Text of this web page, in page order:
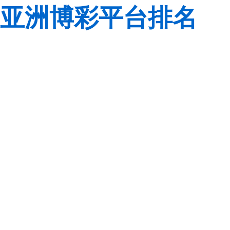
亚洲博彩平台排名